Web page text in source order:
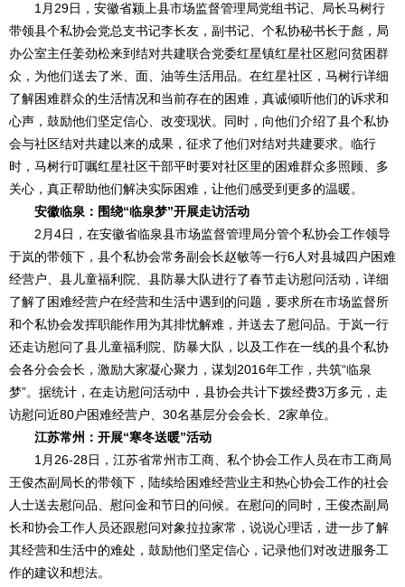
1月29日，安徽省颍上县市场监督管理局党组书记、局长马树行
带领县个私协会党总支书记李长友，副书记、个私协秘书长于彪，局
办公室主任姜劲松来到结对共建联合党委红星镇红星社区慰问贫困群
众，为他们送去了米、面、油等生活用品。在红星社区，马树行详细
了解困难群众的生活情况和当前存在的困难，真诚倾听他们的诉求和
心声，鼓励他们坚定信心、改变现状。同时，向他们介绍了县个私协
会与社区结对共建以来的成果，征求了他们对结对共建要求。临行
时，马树行叮嘱红星社区干部平时要对社区里的困难群众多照顾、多
关心，真正帮助他们解决实际困难，让他们感受到更多的温暖。
安徽临泉：围绕“临泉梦”开展走访活动
2月4日，在安徽省临泉县市场监督管理局分管个私协会工作领导
于岚的带领下，县个私协会常务副会长赵敏等一行6人对县城四户困难
经营户、县儿童福利院、县防暴大队进行了春节走访慰问活动，详细
了解了困难经营户在经营和生活中遇到的问题，要求所在市场监督所
和个私协会发挥职能作用为其排忧解难，并送去了慰问品。于岚一行
还走访慰问了县儿童福利院、防暴大队，以及工作在一线的县个私协
会各分会会长，激励大家凝心聚力，谋划2016年工作，共筑“临泉
梦”。据统计，在走访慰问活动中，县协会共计下拨经费3万多元，走
访慰问近80户困难经营户、30名基层分会会长、2家单位。
江苏常州：开展“寒冬送暖”活动
1月26-28日，江苏省常州市工商、私个协会工作人员在市工商局
王俊杰副局长的带领下，陆续给困难经营业主和热心协会工作的社会
人士送去慰问品、慰问金和节日的问候。在慰问的同时，王俊杰副局
长和协会工作人员还跟慰问对象拉拉家常，说说心理话，进一步了解
其经营和生活中的难处，鼓励他们坚定信心，记录他们对改进服务工
作的建议和想法。